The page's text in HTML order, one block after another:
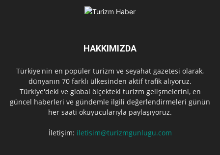
HAKKIMIZDA
Türkiye'nin en popüler turizm ve seyahat gazetesi olarak,
dünyanın 70 farklı ülkesinden aktif trafik alıyoruz.
Türkiye'deki ve global ölçekteki turizm gelişmelerini, en
güncel haberleri ve gündemle ilgili değerlendirmeleri günün
her saati okuyucularıyla paylaşıyoruz.
İletişim: iletisim@turizmgunlugu.com